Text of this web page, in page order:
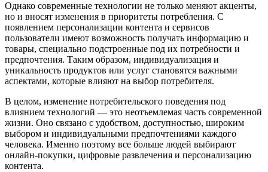
Однако современные технологии не только меняют акценты,
но и вносят изменения в приоритеты потребления. С
появлением персонализации контента и сервисов
пользователи имеют возможность получать информацию и
товары, специально подстроенные под их потребности и
предпочтения. Таким образом, индивидуализация и
уникальность продуктов или услуг становятся важными
аспектами, которые влияют на выбор потребителя.
В целом, изменение потребительского поведения под
влиянием технологий — это неотъемлемая часть современной
жизни. Оно связано с удобством, доступностью, широким
выбором и индивидуальными предпочтениями каждого
человека. Именно поэтому все больше людей выбирают
онлайн-покупки, цифровые развлечения и персонализацию
контента.